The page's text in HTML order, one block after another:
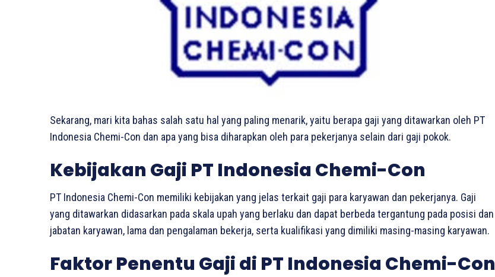
Sekarang, mari kita bahas salah satu hal yang paling menarik, yaitu berapa gaji yang ditawarkan oleh PT
Indonesia Chemi-Con dan apa yang bisa diharapkan oleh para pekerjanya selain dari gaji pokok.
Kebijakan Gaji PT Indonesia Chemi-Con
PT Indonesia Chemi-Con memiliki kebijakan yang jelas terkait gaji para karyawan dan pekerjanya. Gaji
yang ditawarkan didasarkan pada skala upah yang berlaku dan dapat berbeda tergantung pada posisi dan
jabatan karyawan, lama dan pengalaman bekerja, serta kualifikasi yang dimiliki masing-masing karyawan.
Faktor Penentu Gaji di PT Indonesia Chemi-Con